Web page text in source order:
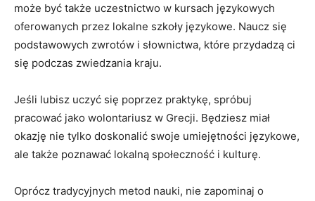
może być także uczestnictwo w kursach językowych
oferowanych przez ‍lokalne szkoły‌ językowe. ‌Naucz‍ się
podstawowych zwrotów‌ i słownictwa,⁢ które przydadzą ci
⁤się podczas ⁢zwiedzania kraju.
Jeśli lubisz uczyć ‌się poprzez praktykę,​ spróbuj
pracować jako ⁣wolontariusz w‍ Grecji. Będziesz miał
okazję nie tylko doskonalić swoje umiejętności językowe,​
ale także poznawać lokalną społeczność⁣ i kulturę.
Oprócz tradycyjnych metod nauki, nie zapominaj o‌